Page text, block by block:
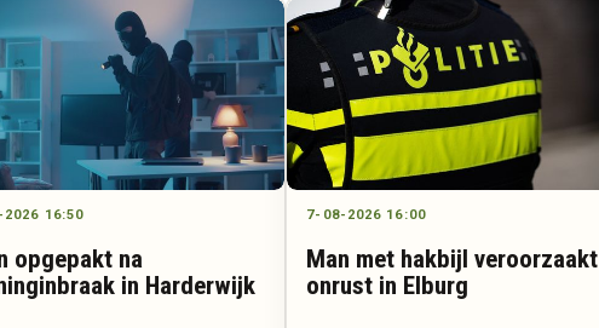
2026 16:50
opgepakt na
in Harderwijk
7-08-2026 16:00
Man met hakbijl veroorzaakt
onrust in Elburg